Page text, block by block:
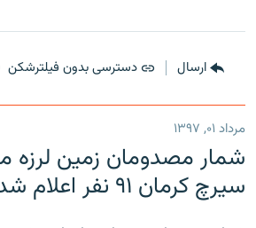
ارسال دسترسی بدون فیلترشکن
مرداد ۰۱, ۱۳۹۷
شمار مصدومان زمین لرزه
سیرچ کرمان ۹۱ نفر اعلام شد